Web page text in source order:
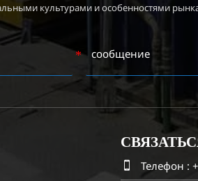
культурами и особенностями
 Телефон :